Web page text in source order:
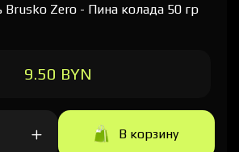
Brusko Zero - Пина колада 50 гр
9.50 BYN
В корзину